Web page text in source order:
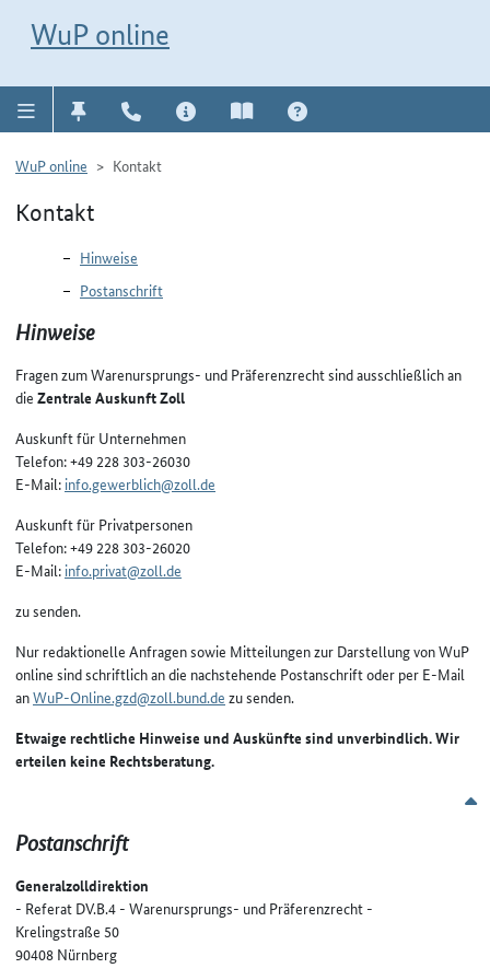
WuP online
WuP online Kontakt
Kontakt
Hinweise
Postanschrift
Hinweise
Fragen zum Warenursprungs- und Präferenzrecht sind ausschließlich an
die Zentrale Auskunft Zoll
Auskunft für Unternehmen
Telefon:+49 228 303-26030
E-Mail: info.gewerblich@zoll.de
Auskunft für Privatpersonen
Telefon:+49 228 303-26020
E-Mail: info.privat@zoll.de
zu senden.
Nur redaktionelle Anfragen sowie Mitteilungen zur Darstellung von WuP
online sind schriftlich an die nachstehende Postanschrift oder per E-Mail
anWuP-Online.gzd@zoll.bund.de zu senden.
Etwaige rechtliche Hinweise und Auskünfte sind unverbindlich. Wir
erteilen keine Rechtsberatung.
Postanschrift
Generalzolldirektion
- Referat DV.B.4 - Warenursprungs- und Präferenzrecht -
Krelingstraße 50
90408 Nürnberg